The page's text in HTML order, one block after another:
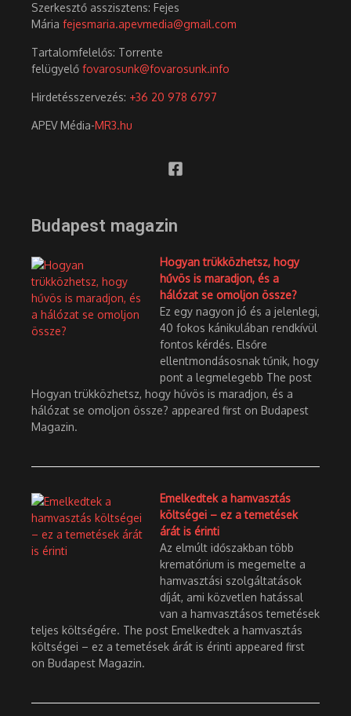
Szerkesztő asszisztens: Fejes
Mária fejesmaria.apevmedia@gmail.com
Tartalomfelelős: Torrente
felügyelő fovarosunk@fovarosunk.info
Hirdetésszervezés: +36 20 978 6797
APEV Média-MR3.hu
Budapest magazin
Hogyan trükközhetsz, hogy
hűvös is maradjon, és a
hálózat se omoljon össze?
Ez egy nagyon jó és a jelenlegi,
40 fokos kánikulában rendkívül
fontos kérdés. Elsőre
ellentmondásosnak tűnik, hogy
pont a legmelegebb The post
Hogyan trükközhetsz, hogy hűvös is maradjon, és a
hálózat se omoljon össze? appeared first on Budapest
Magazin.
Emelkedtek a hamvasztás
költségei – ez a temetések
árát is érinti
Az elmúlt időszakban több
krematórium is megemelte a
hamvasztási szolgáltatások
díját, ami közvetlen hatással
van a hamvasztásos temetések
teljes költségére. The post Emelkedtek a hamvasztás
költségei – ez a temetések árát is érinti appeared first
on Budapest Magazin.